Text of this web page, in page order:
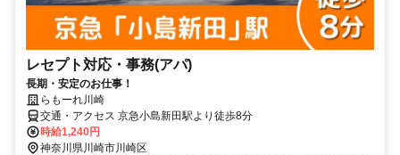
レセプト対応・事務(アパ)
長期・安定のお仕事！
らもーれ川崎
交通・アクセス 京急小島新田駅より徒歩8分
時給1,240円
神奈川県川崎市川崎区